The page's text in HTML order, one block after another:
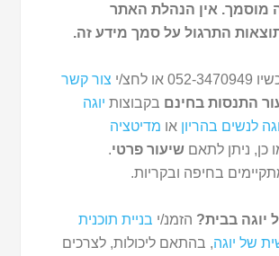
מוסמך. אין הנהלת האתר
התרגול על סמך מידע זה.
לחצ/י
צור קשר
התנסות בחינם בקבוצות יוגה
לנשים בהריון או מדיטציה
כן, ניתן לתאםשיעור פרטי.
בחיפה ובקריות.
יוגה בבית? הזמנ/י בניית תוכנית
של יוגה, בהתאם ליכולות, לצרכים